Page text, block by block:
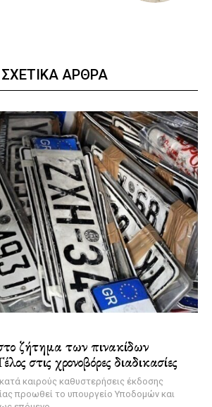
ΣΧΕΤΙΚΑ ΑΡΘΡΑ
ζήτημα των πινακίδων
στις χρονοβόρες διαδικασίες
καιρούς καθυστερήσεις έκδοσης
προωθεί το υπουργείο Υποδομών και